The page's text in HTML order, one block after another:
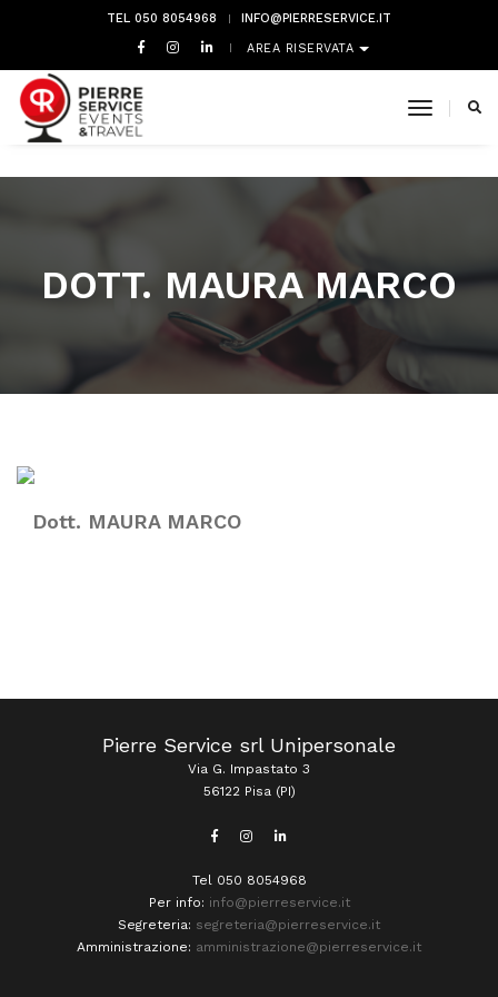
TEL 050 8054968 INFO@PIERRESERVICE.IT
AREA RISERVATA
toggle
DOTT. MAURA MARCO
Dott. MAURA MARCO
Pierre Service srl Unipersonale
Via G. Impastato 3
56122 Pisa (PI)
Tel 050 8054968
Per info: info@pierreservice.it
Segreteria: segreteria@pierreservice.it
Amministrazione: amministrazione@pierreservice.it